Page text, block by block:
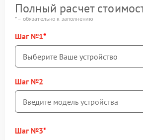
Полный расчет
* – обязательно к заполнению
Шаг №1
Шаг №2
Шаг №3